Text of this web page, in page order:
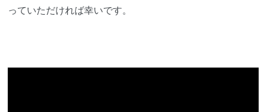
っていただければ幸いです。